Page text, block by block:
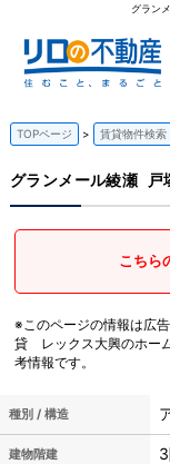
グラン
TOPページ 賃貸物件検索
グランメール綾瀬 戸
こちら
※このページの情報は広
貸 レックス大興のホー
考情報です。
種別 / 構造
建物階建